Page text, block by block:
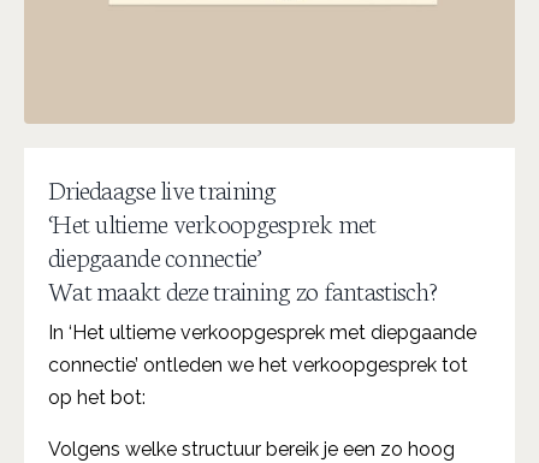
Driedaagse live training
‘Het ultieme verkoopgesprek met
diepgaande connectie’
Wat maakt deze training zo fantastisch?
In ‘Het ultieme verkoopgesprek met diepgaande
connectie’ ontleden we het verkoopgesprek tot
op het bot:
Volgens welke structuur bereik je een zo hoog